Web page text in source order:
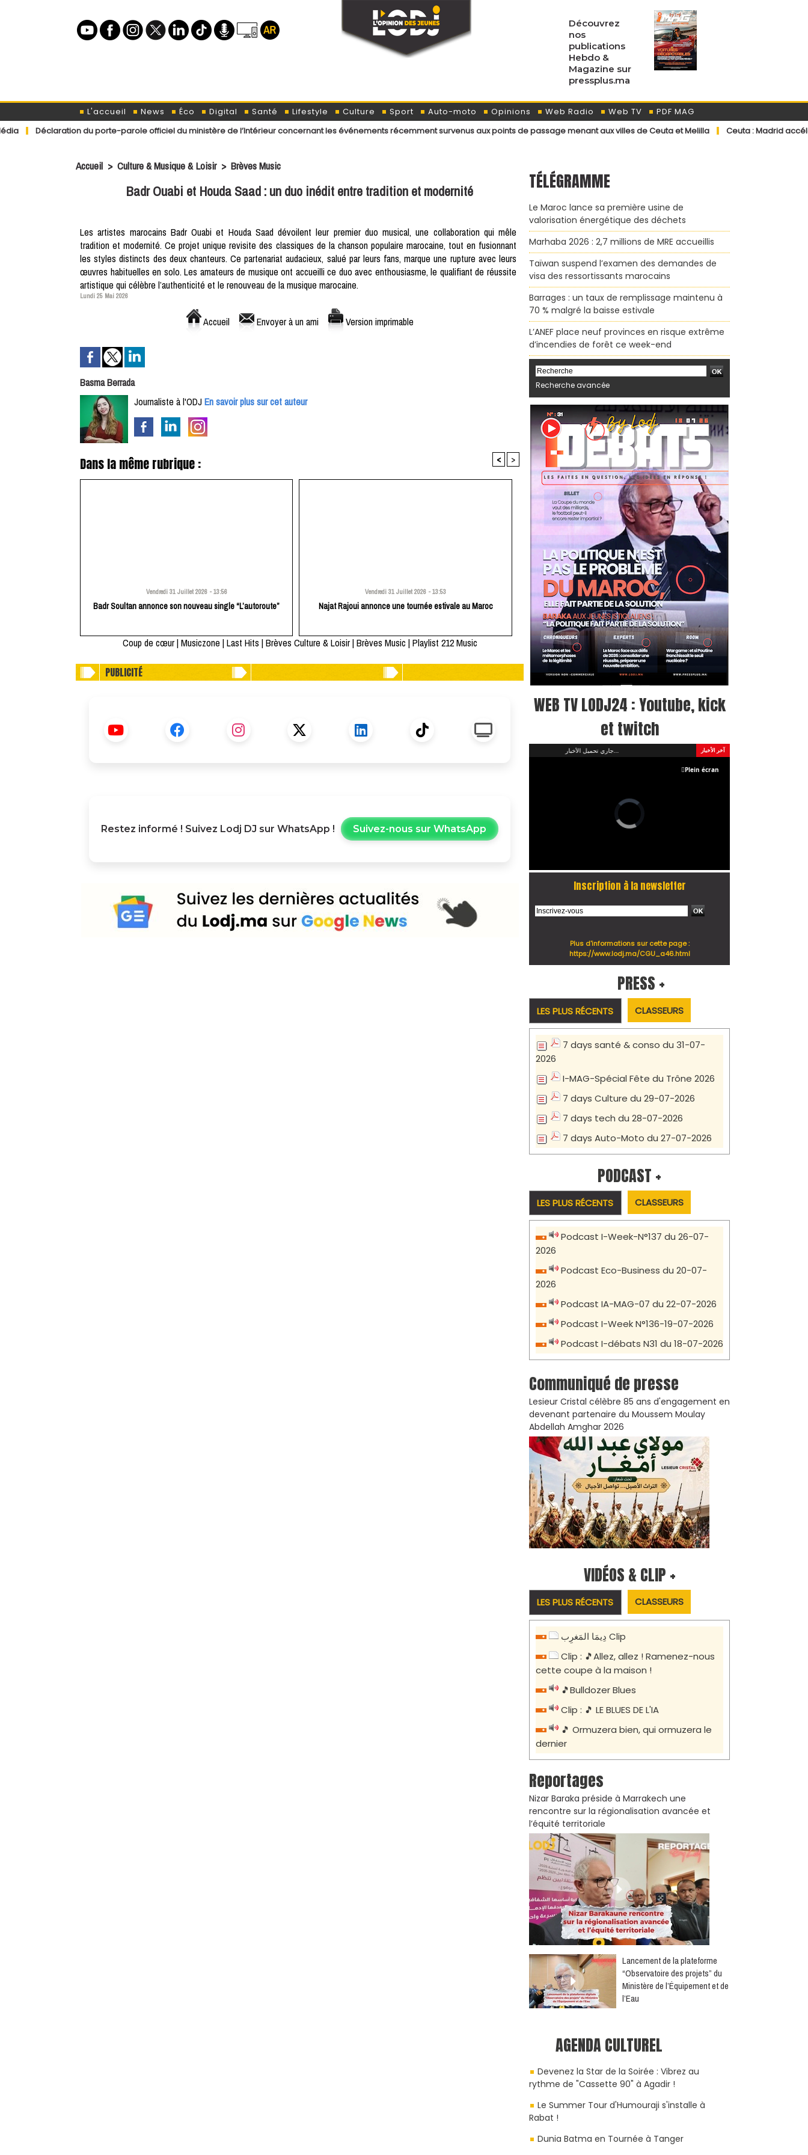
Découvrez
nos
publications
Hebdo &
Magazine sur
pressplus.ma
L'accueil News Éco Digital Santé Lifestyle Culture Sport Auto-moto Opinions Web Radio Web TV
PDF MAG
du porte-parole officiel du ministère de l’Intérieur concernant les événements récemment survenus aux points de passage menant aux villes de Ceuta et Melilla
Ceuta : Madrid accélère les
Accueil > Culture & Musique & Loisir > Brèves Music
Badr Ouabi et Houda Saad : un duo inédit entre tradition et modernité
Les artistes marocains Badr Ouabi et Houda Saad dévoilent leur premier duo musical, une collaboration qui mêle
tradition et modernité. Ce projet unique revisite des classiques de la chanson populaire marocaine, tout en fusionnant
les styles distincts des deux chanteurs. Ce partenariat audacieux, salué par leurs fans, marque une rupture avec leurs
œuvres habituelles en solo. Les amateurs de musique ont accueilli ce duo avec enthousiasme, le qualifiant de réussite
artistique qui célèbre l’authenticité et le renouveau de la musique marocaine.
Lundi 25 Mai 2026
Accueil Envoyer à un ami Version imprimable
Basma Berrada
Journaliste à l'ODJEn savoir plus sur cet auteur
Dans la même rubrique : < >
Vendredi 31 Juillet 2026 - 13:56
Badr Soultan annonce son nouveau single “L’autoroute”
Vendredi 31 Juillet 2026 - 13:53
Najat Rajoui annonce une tournée estivale au Maroc
Coup de cœur |Musiczone |Last Hits |Brèves Culture & Loisir |Brèves Music |Playlist 212 Music
PUBLICITÉ
Restez informé ! Suivez Lodj DJ sur WhatsApp ! Suivez-nous sur WhatsApp
TÉLÉGRAMME
Le Maroc lance sa première usine de
valorisation énergétique des déchets
Marhaba 2026 : 2,7 millions de MRE accueillis
Taïwan suspend l’examen des demandes de
visa des ressortissants marocains
Barrages : un taux de remplissage maintenu à
70 % malgré la baisse estivale
L’ANEF place neuf provinces en risque extrême
d’incendies de forêt ce week-end
Recherche avancée
WEB TV LODJ24 : Youtube, kick
et twitch
Plein écran
Inscription à la newsletter
https://www.lodj.ma/CGU_a46.html
PRESS +
LES PLUS RÉCENTS CLASSEURS
7 days santé & conso du 31-07-
2026
7 days Culture du 29-07-2026
7 days tech du 28-07-2026
7 days Auto-Moto du 27-07-2026
PODCAST +
LES PLUS RÉCENTS CLASSEURS
Podcast I-Week-N°137 du 26-07-
2026
2026
Podcast I-Week N°136-19-07-2026
Podcast I-débats N31 du 18-07-2026
Communiqué de presse
Lesieur Cristal célèbre 85 ans d'engagement en
devenant partenaire du Moussem Moulay
Abdellah Amghar 2026
VIDÉOS & CLIP +
LES PLUS RÉCENTS CLASSEURS
دِيمَا المَغرِب Clip
Clip : 🎵Allez, allez ! Ramenez-nous
cette coupe à la maison !
🎵Bulldozer Blues
Clip : 🎵 LE BLUES DE L'IA
🎵 Ormuzera bien, qui ormuzera le
dernier
Reportages
Nizar Baraka préside à Marrakech une
rencontre sur la régionalisation avancée et
l’équité territoriale
​Lancement de la plateforme
“Observatoire des projets” du
Ministère de l’Équipement et de
l’Eau
rythme de "Cassette 90" à Agadir !
Le Summer Tour d'Humouraji s'installe à
Rabat !
Nacim Haddad en Concert à Tétouan – Ayta